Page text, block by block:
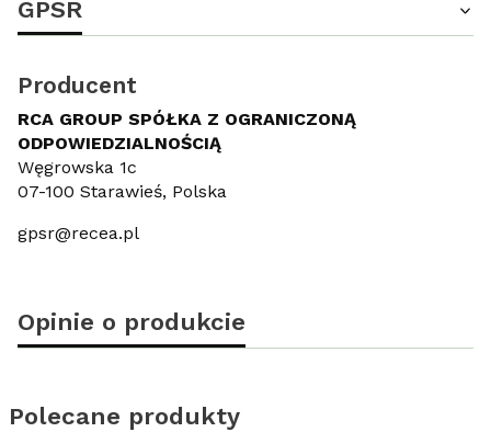
GPSR
Producent
RCA GROUP SPÓŁKA Z OGRANICZONĄ
ODPOWIEDZIALNOŚCIĄ
Węgrowska 1c
07-100 Starawieś, Polska
gpsr@recea.pl
Opinie o produkcie
Polecane produkty